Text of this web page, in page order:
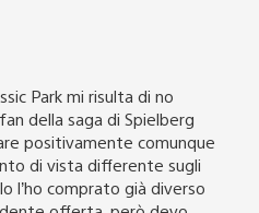
Park mi risulta di no
della saga di Spielberg
positivamente comunque
di vista differente sugli
l’ho comprato già diverso